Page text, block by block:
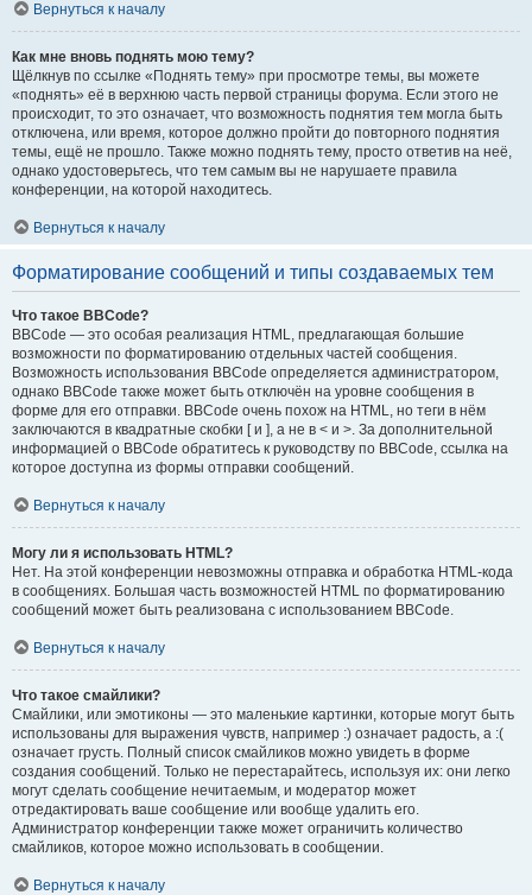
Вернуться к началу
Как мне вновь поднять мою тему?
Щёлкнув по ссылке «Поднять тему» при просмотре темы, вы можете
«поднять» её в верхнюю часть первой страницы форума. Если этого не
происходит, то это означает, что возможность поднятия тем могла быть
отключена, или время, которое должно пройти до повторного поднятия
темы, ещё не прошло. Также можно поднять тему, просто ответив на неё,
однако удостоверьтесь, что тем самым вы не нарушаете правила
конференции, на которой находитесь.
Вернуться к началу
Форматирование сообщений и типы создаваемых тем
Что такое BBCode?
BBCode — это особая реализация HTML, предлагающая большие
возможности по форматированию отдельных частей сообщения.
Возможность использования BBCode определяется администратором,
однако BBCode также может быть отключён на уровне сообщения в
форме для его отправки. BBCode очень похож на HTML, но теги в нём
заключаются в квадратные скобки [ и ], а не в < и >. За дополнительной
информацией о BBCode обратитесь к руководству по BBCode, ссылка на
которое доступна из формы отправки сообщений.
Вернуться к началу
Могу ли я использовать HTML?
Нет. На этой конференции невозможны отправка и обработка HTML-кода
в сообщениях. Большая часть возможностей HTML по форматированию
сообщений может быть реализована с использованием BBCode.
Вернуться к началу
Что такое смайлики?
Смайлики, или эмотиконы — это маленькие картинки, которые могут быть
использованы для выражения чувств, например :) означает радость, а :(
означает грусть. Полный список смайликов можно увидеть в форме
создания сообщений. Только не перестарайтесь, используя их: они легко
могут сделать сообщение нечитаемым, и модератор может
отредактировать ваше сообщение или вообще удалить его.
Администратор конференции также может ограничить количество
смайликов, которое можно использовать в сообщении.
Вернуться к началу